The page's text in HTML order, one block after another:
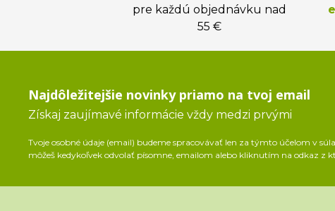
pre každú objednávku nad
55 €
Najdôležitejšie novinky priamo na tvoj email
Získaj zaujímavé informácie vždy medzi prvými
Tvoje osobné údaje (email) budeme spracovávať len za týmto účelom v
môžeš kedykoľvek odvolať písomne, emailom alebo kliknutím na odkaz z